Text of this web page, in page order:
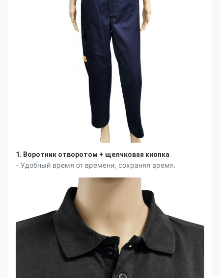
1. Воротник отворотом + щелчковая кнопка
- Удобный время от времени, сохраняя время.